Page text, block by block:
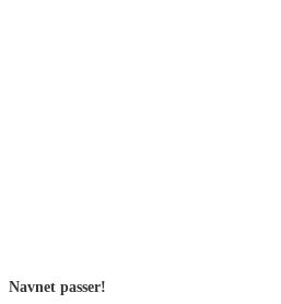
Navnet passer!